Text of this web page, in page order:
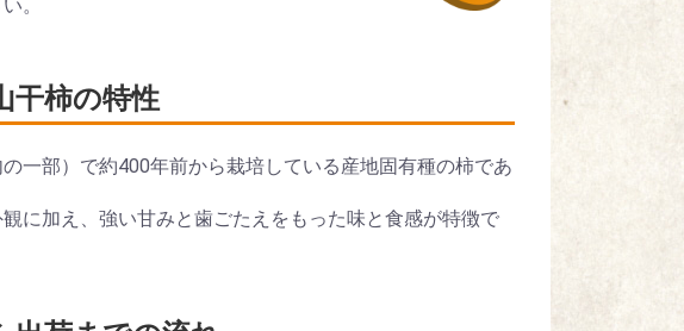
。
干柿の特性
一部）で約400年前から栽培している産地固有種の柿であ
に加え、強い甘みと歯ごたえをもった味と食感が特徴で